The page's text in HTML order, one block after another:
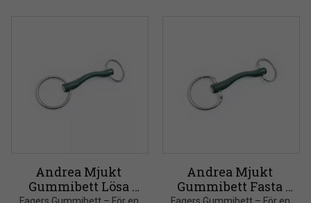
Andrea Mjukt
Gummibett Lösa
Andrea Mjukt
Gummibett Fasta